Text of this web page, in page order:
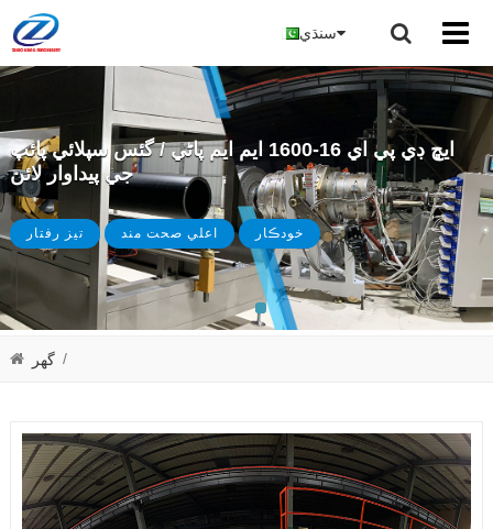
سنڌي
ايڇ ڊي پي اي 16-1600 ايم ايم پاڻي / گئس سپلائي پائپ
جي پيداوار لائن
تيز رفتار اعلي صحت مند خودڪار
گھر /